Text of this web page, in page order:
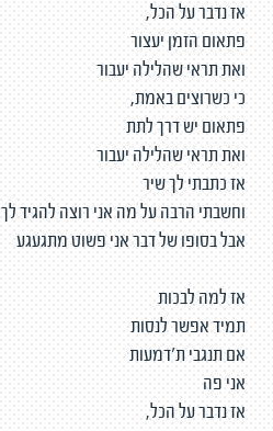
אז נדבר על הכל,
פתאום הזמן יעצור
ואת תראי שהלילה יעבור
כי כשרוצים באמת,
פתאום יש דרך לתת
ואת תראי שהלילה יעבור
אז כתבתי לך שיר
וחשבתי הרבה על מה אני רוצה להגיד לך
אבל בסופו של דבר אני פשוט מתגעגע
אז למה לבכות
תמיד אפשר לנסות
אם תנגבי ת'דמעות
אני פה
אז נדבר על הכל,